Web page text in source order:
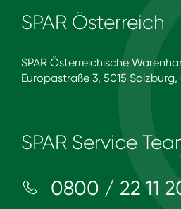
SPAR Österreich
SPAR Österreichische
Europastraße 3, 5015
SPAR Service
0800 / 22 11